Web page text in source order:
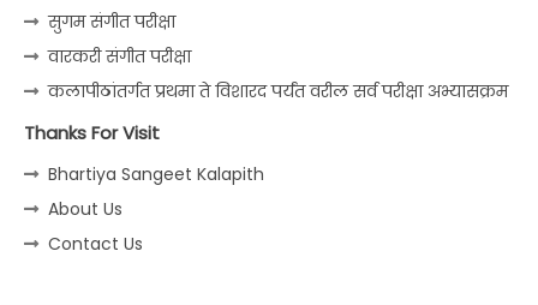
सुगम संगीत परीक्षा
वारकरी संगीत परीक्षा
कलापीठांतर्गत प्रथमा ते विशारद पर्यंत वरील सर्व परीक्षा अभ्यासक्रम
Thanks For Visit
Bhartiya Sangeet Kalapith
About Us
Contact Us